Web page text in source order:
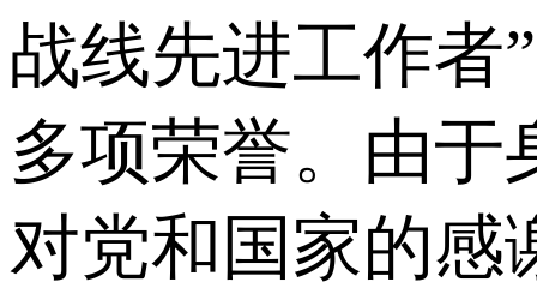
战线先进工作者
多项荣誉。由于
对党和国家的感